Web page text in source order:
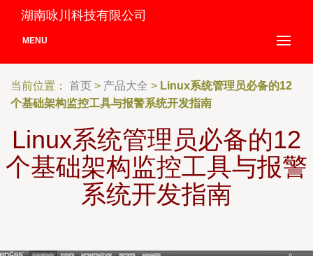
湖南咏川科技有限公司
MENU
当前位置： 首页 > 产品大全 > Linux系统管理员必备的12
个基础架构监控工具与报警系统开发指南
Linux系统管理员必备的12
个基础架构监控工具与报警
系统开发指南